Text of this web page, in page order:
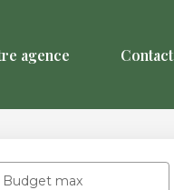
agence Contact
Budget max